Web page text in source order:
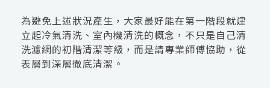
為避免上述狀況產生，大家最好能在第一階段就建
立起冷氣清洗、室內機清洗的概念，不只是自己清
洗濾網的初階清潔等級，而是請專業師傅協助，從
表層到深層徹底清潔。